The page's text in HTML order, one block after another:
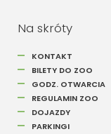
Na skróty
KONTAKT
BILETY DO ZOO
GODZ. OTWARCIA
REGULAMIN ZOO
DOJAZDY
PARKINGI